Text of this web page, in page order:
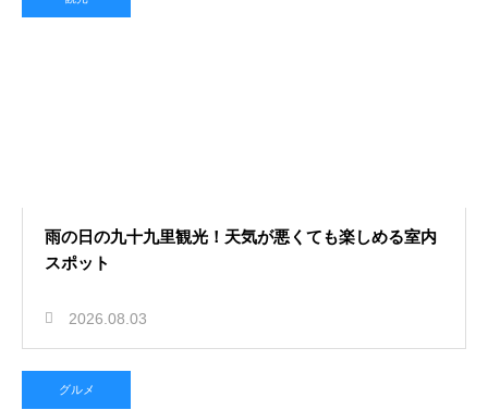
雨の日の九十九里観光！天気が悪くても楽しめる室内
スポット
2026.08.03
グルメ